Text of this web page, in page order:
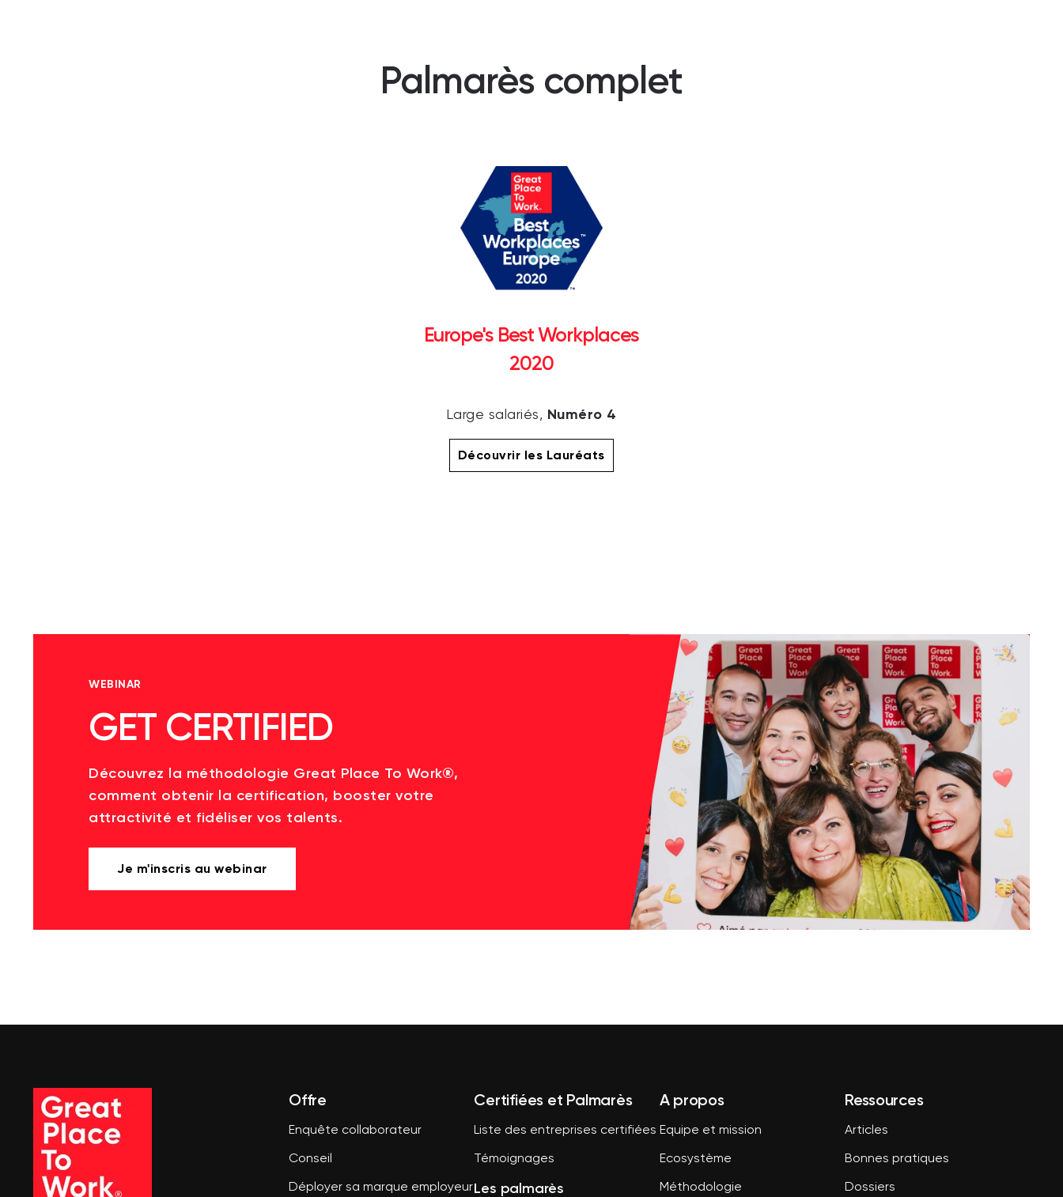
Palmarès complet
Europe's Best Workplaces
2020
Large salariés, Numéro 4
Découvrir les Lauréats
WEBINAR
GET CERTIFIED
Découvrez la méthodologie Great Place To Work®,
comment obtenir la certification, booster votre
attractivité et fidéliser vos talents.
Je m'inscris au webinar
Offre
Enquête collaborateur
Conseil
Déployer sa marque employeur
Certifiées et Palmarès
Liste des entreprises certifiées
Témoignages
Les palmarès
A propos
Equipe et mission
Ecosystème
Méthodologie
Ressources
Articles
Bonnes pratiques
Dossiers